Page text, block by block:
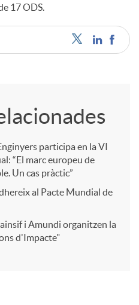
17 ODS.
participa en la VI
“El marc europeu de
Un cas pràctic”
al Pacte Mundial de
i Amundi organitzen la
d'Impacte"